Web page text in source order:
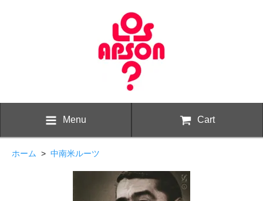
Menu Cart
ホーム > 中南米ルーツ